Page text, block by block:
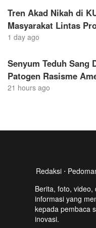
Tren Akad Nikah di
Masyarakat Lintas
1 day ago
Senyum Teduh Sang
Patogen Rasisme
21 hours ago
Redaksi⋅
Berita, foto, video,
informasi yang
kepada pembaca
inovasi.